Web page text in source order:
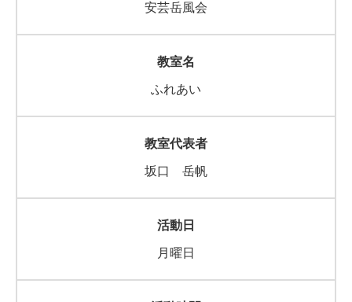
安芸岳風会
ふれあい
坂口 岳帆
月曜日